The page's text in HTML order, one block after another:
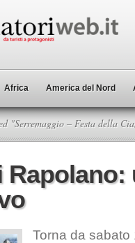
Africa America del Nord
"Serremaggio – Festa della
Torna da